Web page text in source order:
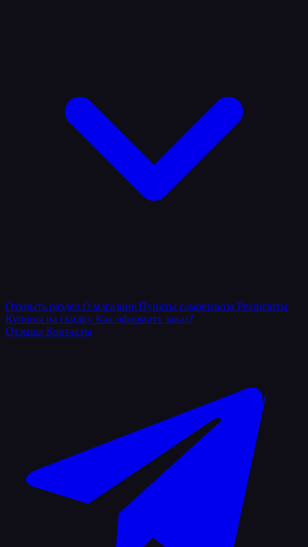
Открыть раздел О магазине Пункты самовывоза Реквизиты
Купоны на скидку Как оформить заказ?
Отзывы Контакты